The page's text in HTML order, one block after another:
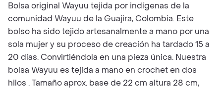
Bolsa original Wayuu tejida por indígenas de la
comunidad Wayuu de la Guajira, Colombia. Este
bolso ha sido tejido artesanalmente a mano por una
sola mujer y su proceso de creación ha tardado 15 a
20 días. Convirtiéndola en una pieza única. Nuestra
bolsa Wayuu es tejida a mano en crochet en dos
hilos . Tamaño aprox. base de 22 cm altura 28 cm,